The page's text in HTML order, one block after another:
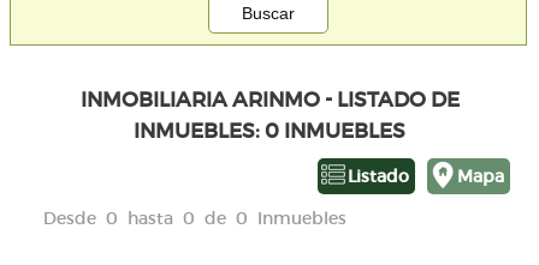
INMOBILIARIA ARINMO - LISTADO DE
INMUEBLES: 0 INMUEBLES
Mapa
Listado
Desde 0 hasta 0 de 0 Inmuebles